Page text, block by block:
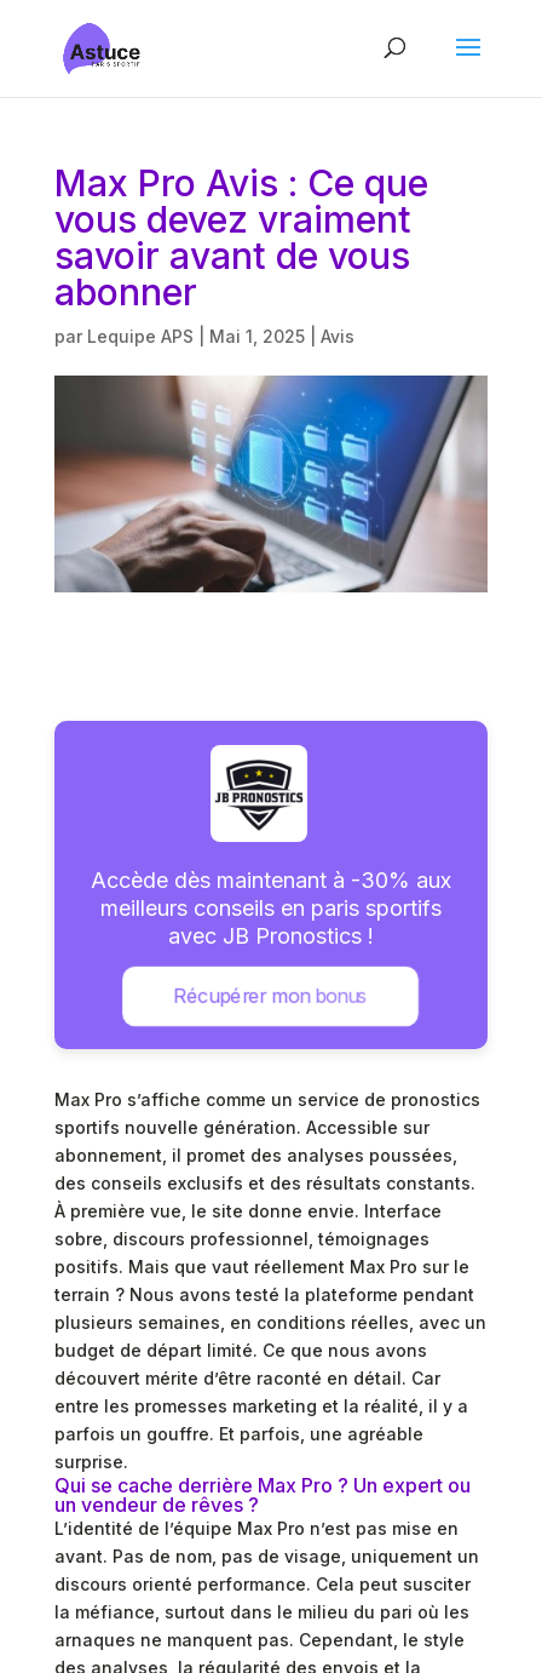
Max Pro Avis : Ce que
vous devez vraiment
savoir avant de vous
abonner
par Lequipe APS Mai 1, 2025| Avis
Accède dès maintenant à -30% aux
meilleurs conseils en paris sportifs
avec JB Pronostics !
Récupérer mon bonus
Max Pro s’affiche comme un service de pronostics
sportifs nouvelle génération. Accessible sur
abonnement, il promet des analyses poussées,
des conseils exclusifs et des résultats constants.
À première vue, le site donne envie. Interface
sobre, discours professionnel, témoignages
positifs. Mais que vaut réellement Max Pro sur le
terrain ? Nous avons testé la plateforme pendant
plusieurs semaines, en conditions réelles, avec un
budget de départ limité. Ce que nous avons
découvert mérite d’être raconté en détail. Car
entre les promesses marketing et la réalité, il y a
parfois un gouffre. Et parfois, une agréable
surprise.
Qui se cache derrière Max Pro ? Un expert ou
un vendeur de rêves ?
L’identité de l’équipe Max Pro n’est pas mise en
avant. Pas de nom, pas de visage, uniquement un
discours orienté performance. Cela peut susciter
la méfiance, surtout dans le milieu du pari où les
arnaques ne manquent pas. Cependant, le style
des analyses, la régularité des envois et la